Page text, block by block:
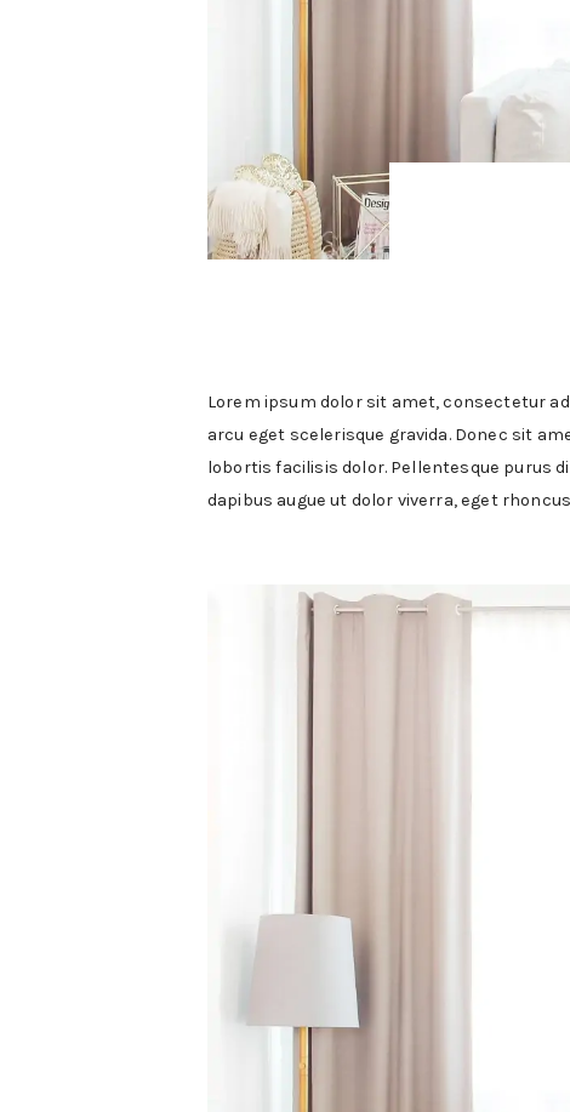
THE SHOP
SUBSCRIBE
GET IN TOUCH
Lorem ipsum dolor sit amet, consectetur
arcu eget scelerisque gravida. Donec sit
lobortis facilisis dolor. Pellentesque purus
dapibus augue ut dolor viverra, eget